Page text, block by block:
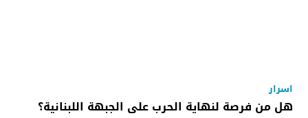
اسرار
هل من فرصة لنهاية الحرب على الجبهة اللبنانية؟